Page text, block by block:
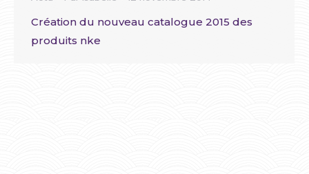
Création du nouveau catalogue 2015 des
produits nke